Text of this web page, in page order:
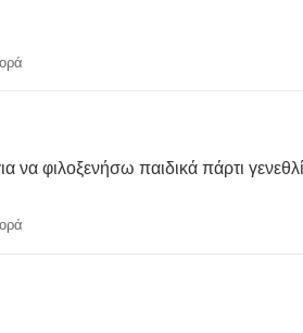
να φιλοξενήσω παιδικά πάρτι